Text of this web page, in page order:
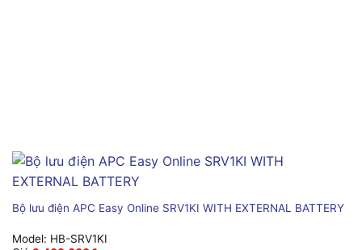
Bộ lưu điện APC Easy Online SRV1KI WITH EXTERNAL BATTERY
Model: HB-SRV1KI